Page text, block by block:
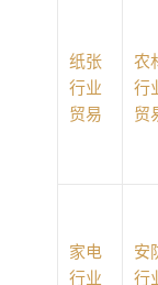
纸张
行业
贸易
农
行
贸
家电
行业
安
行